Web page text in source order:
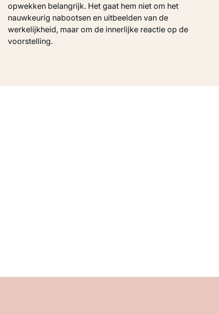
opwekken belangrijk. Het gaat hem niet om het
nauwkeurig nabootsen en uitbeelden van de
werkelijkheid, maar om de innerlijke reactie op de
voorstelling.